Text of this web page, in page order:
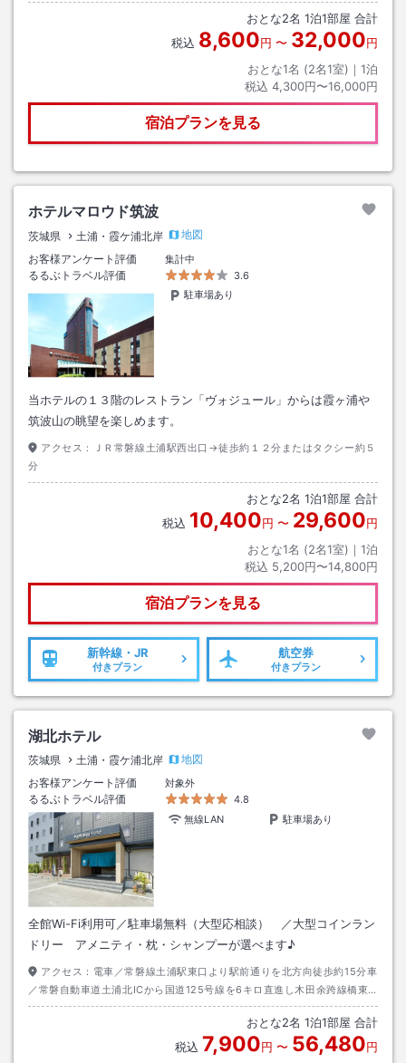
おとな2名 1泊1部屋 合計
税込 8,600円 〜 32,000円
おとな1名 (2名1室)｜ 1泊
税込 4,300円〜16,000円
宿泊プランを見る
ホテルマロウド筑波
茨城県 土浦・霞ケ浦北岸
地図
お客様アンケート評価
集計中
るるぶトラベル評価
3.6
駐車場あり
当ホテルの１３階のレストラン「ヴォジュール」からは霞ヶ浦や
筑波山の眺望を楽しめます。
アクセス：
ＪＲ常磐線土浦駅西出口→徒歩約１２分またはタクシー約５
分
おとな2名 1泊1部屋 合計
税込 10,400円 〜 29,600円
おとな1名 (2名1室)｜ 1泊
税込 5,200円〜14,800円
宿泊プランを見る
新幹線・JR
付きプラン
航空券
付きプラン
湖北ホテル
茨城県 土浦・霞ケ浦北岸
地図
お客様アンケート評価
対象外
るるぶトラベル評価
4.8
無線LAN
駐車場あり
全館Wi-Fi利用可／駐車場無料（大型応相談） ／大型コインラン
ドリー アメニティ・枕・シャンプーが選べます♪
アクセス： 電車／常磐線土浦駅東口より駅前通りを北方向徒歩約15分車
／常磐自動車道土浦北ICから国道125号線を6キロ直進し木田余跨線橋東
交差点を右折1.5キロ
おとな2名 1泊1部屋 合計
税込 7,900円 〜 56,480円